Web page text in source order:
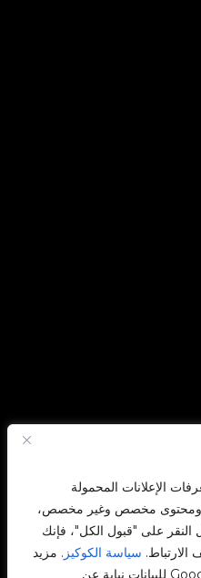
الإعلانات المحمولة
ومحتوى مخصص وغير مخصص،
النقر على "قبول الكل"، فإنك
سياسة الكوكيز . مزيد
من المعلومات حول كيفية إدارة Google للبيانات نيابة عن